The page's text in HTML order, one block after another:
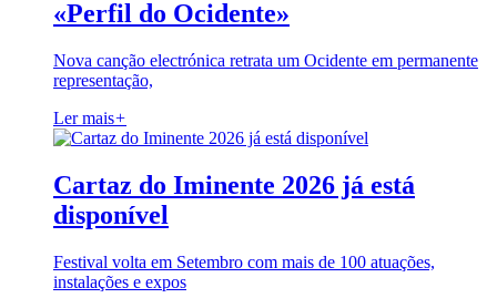
«Perfil do Ocidente»
Nova canção electrónica retrata um Ocidente em permanente
representação,
Ler mais+
Cartaz do Iminente 2026 já está
disponível
Festival volta em Setembro com mais de 100 atuações,
instalações e expos